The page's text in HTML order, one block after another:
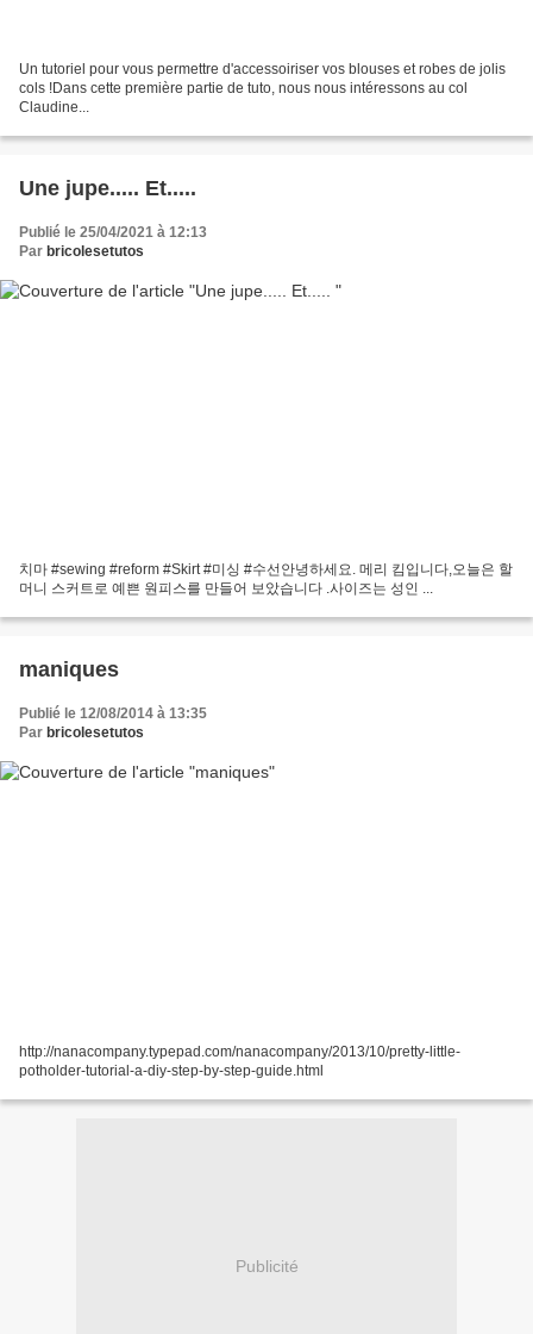
Un tutoriel pour vous permettre d'accessoiriser vos blouses et robes de jolis
cols !Dans cette première partie de tuto, nous nous intéressons au col
Claudine...
Une jupe..... Et.....
Publié le 25/04/2021 à 12:13
Par bricolesetutos
치마 #sewing​ #reform​ #Skirt​ #미싱​ #수선​안녕하세요. 메리 킴입니다,오늘은 할
머니 스커트로 예쁜 원피스를 만들어 보았습니다 .사이즈는 성인 ...
maniques
Publié le 12/08/2014 à 13:35
Par bricolesetutos
http://nanacompany.typepad.com/nanacompany/2013/10/pretty-little-
potholder-tutorial-a-diy-step-by-step-guide.html
Publicité